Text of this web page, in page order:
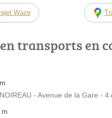
Waze
transports en
- Avenue de la Gare - 4